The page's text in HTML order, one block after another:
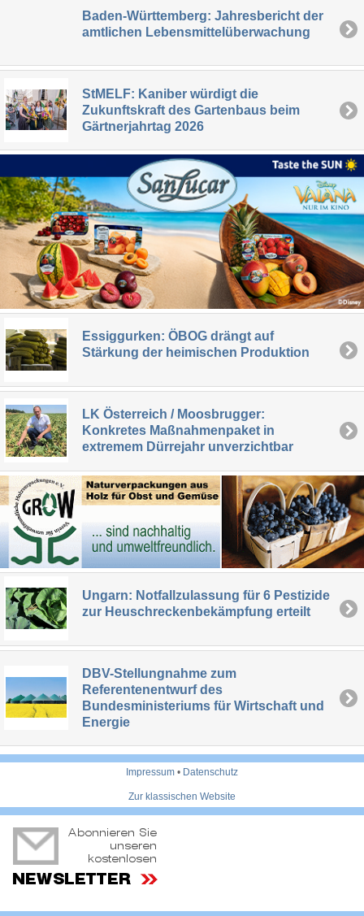
Baden-Württemberg: Jahresbericht der
amtlichen Lebensmittelüberwachung
StMELF: Kaniber würdigt die
Zukunftskraft des Gartenbaus beim
Gärtnerjahrtag 2026
Essiggurken: ÖBOG drängt auf
Stärkung der heimischen Produktion
LK Österreich / Moosbrugger:
Konkretes Maßnahmenpaket in
extremem Dürrejahr unverzichtbar
Ungarn: Notfallzulassung für 6 Pestizide
zur Heuschreckenbekämpfung erteilt
DBV-Stellungnahme zum
Referentenentwurf des
Bundesministeriums für Wirtschaft und
Energie
Impressum • Datenschutz
Zur klassischen Website